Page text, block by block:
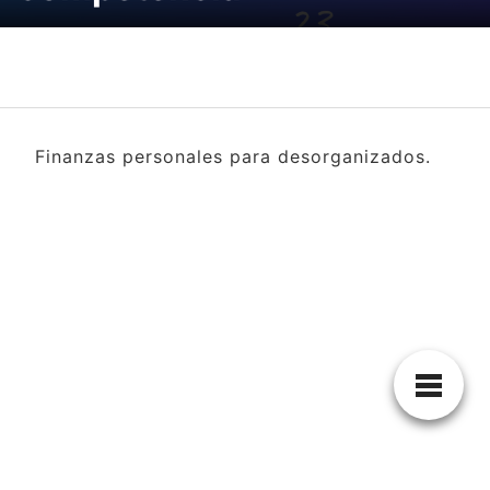
Finanzas personales para desorganizados.